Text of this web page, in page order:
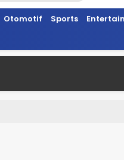
Sulteng
Otomotif Sports